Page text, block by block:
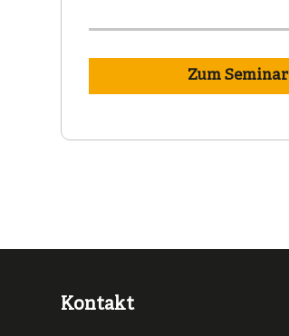
Zum Seminar
Kontakt